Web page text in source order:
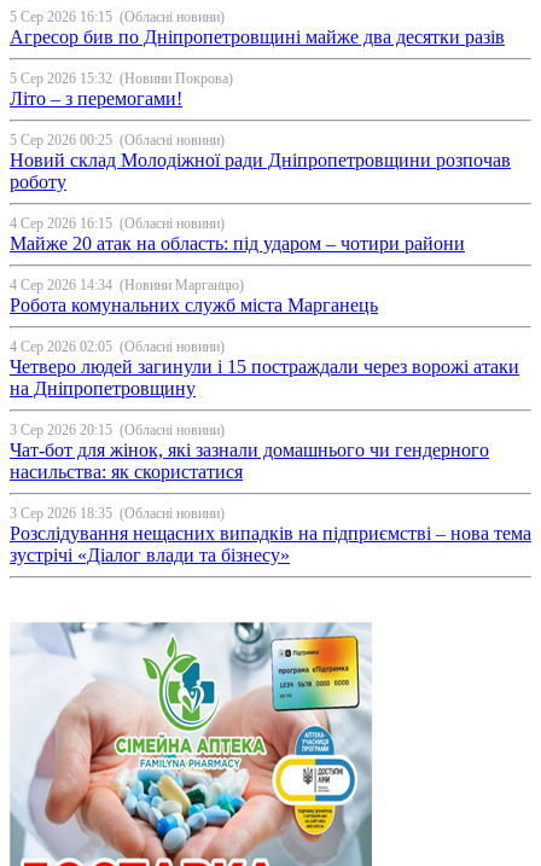
5 Сер 2026 16:15 (Обласні новини)
Агресор бив по Дніпропетровщині майже два десятки разів
5 Сер 2026 15:32 (Новини Покрова)
Літо – з перемогами!
5 Сер 2026 00:25 (Обласні новини)
Новий склад Молодіжної ради Дніпропетровщини розпочав
роботу
4 Сер 2026 16:15 (Обласні новини)
Майже 20 атак на область: під ударом – чотири райони
4 Сер 2026 14:34 (Новини Марганцю)
Робота комунальних служб міста Марганець
4 Сер 2026 02:05 (Обласні новини)
Четверо людей загинули і 15 постраждали через ворожі атаки
на Дніпропетровщину
3 Сер 2026 20:15 (Обласні новини)
Чат-бот для жінок, які зазнали домашнього чи гендерного
насильства: як скористатися
3 Сер 2026 18:35 (Обласні новини)
Розслідування нещасних випадків на підприємстві – нова тема
зустрічі «Діалог влади та бізнесу»